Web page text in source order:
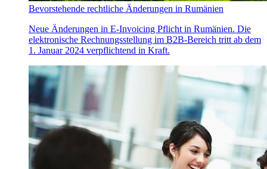
Bevorstehende rechtliche Änderungen in Rumänien
Neue Änderungen in E-Invoicing Pflicht in Rumänien. Die
elektronische Rechnungsstellung im B2B-Bereich tritt ab dem
1. Januar 2024 verpflichtend in Kraft.